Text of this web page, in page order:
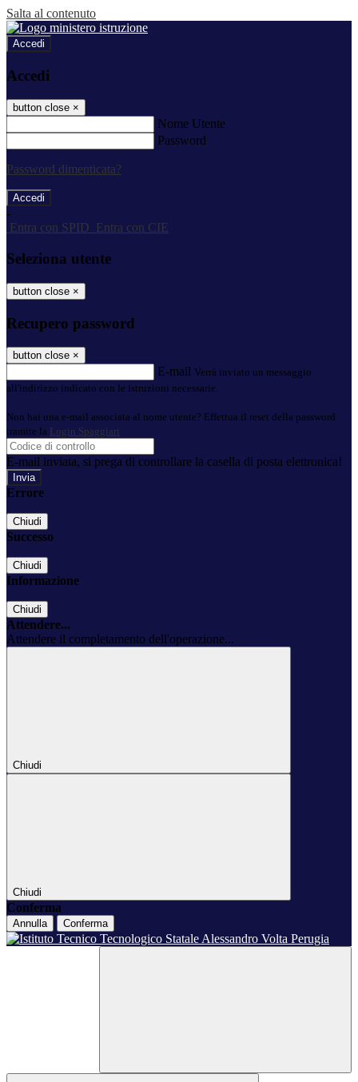
Salta al contenuto
Accedi
Accedi
button close ×
Nome Utente
Password
Password dimenticata?
-
Entra con SPID
Entra con CIE
Seleziona utente
button close ×
Recupero password
button close ×
E-mail Verrà inviato un messaggio
all'indirizzo indicato con le istruzioni necessarie.
Non hai una e-mail associata al nome utente? Effettua il reset della password
tramite la Login Spaggiari
E-mail inviata, si prega di controllare la casella di posta elettronica!
Errore
Chiudi
Successo
Chiudi
Informazione
Chiudi
Attendere...
Attendere il completamento dell'operazione...
Chiudi
Chiudi
Conferma
Annulla Conferma